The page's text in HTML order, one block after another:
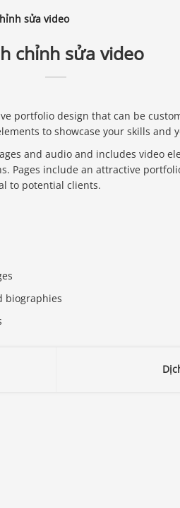
sửa video
chỉnh sửa video
portfolio design that can be
to showcase your skills and
and audio and includes video
Pages include an attractive
to potential clients.
biographies